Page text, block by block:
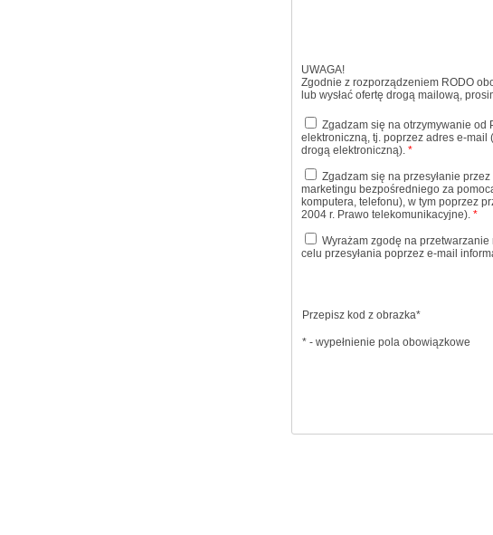
UWAGA!
Zgodnie z rozporządzeniem RODO
lub wysłać ofertę drogą mailową,
Zgadzam się na otrzymywanie od
elektroniczną, tj. poprzez adres e-mail
drogą elektroniczną). *
Zgadzam się na przesyłanie
marketingu bezpośredniego za
komputera, telefonu), w tym poprzez
2004 r. Prawo telekomunikacyjne). *
Wyrażam zgodę na
celu przesyłania poprzez e-mail
Przepisz kod z obrazka*
* - wypełnienie pola obowiązkowe